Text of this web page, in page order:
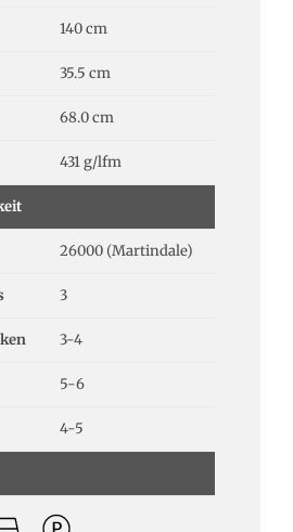
140 cm
35.5 cm
68.0 cm
431 g/lfm
26000 (Martindale)
3
3-4
5-6
4-5